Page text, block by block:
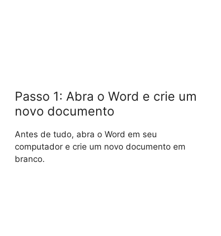
Passo 1: Abra o Word e crie um
novo documento
Antes de tudo, abra o Word em seu
computador e crie um novo documento em
branco.